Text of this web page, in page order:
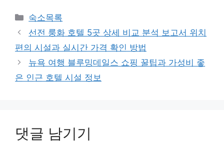
카
테
리
숙소목록
선전 룽화 호텔 5곳 상세 비교 분석 보고서 위치
편의 시설과 실시간 가격 확인 방법
뉴욕 여행 블루밍데일스 쇼핑 꿀팁과 가성비 좋
은 인근 호텔 시설 정보
댓글 남기기